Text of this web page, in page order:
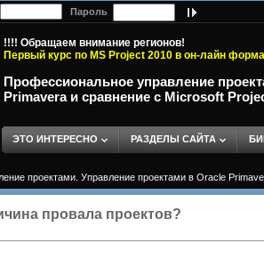
Пароль
!!!! Обращаем внимание регионов!
Первый курс по MS Project 2010 в он-лайн
Профессиональное управление
Primavera и сравнение с Microsoft
ЭТО ИНТЕРЕСНО РАЗДЕЛЫ САЙТА
проектами. Управление проектами в Oracle
провала проектов?